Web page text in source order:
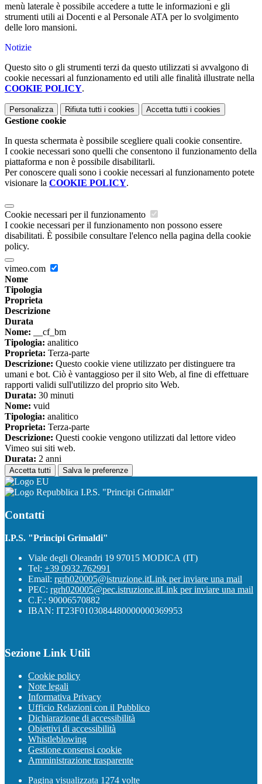
menù laterale è possibile accedere a tutte le informazioni e gli
strumenti utili ai Docenti e al Personale ATA per lo svolgimento
delle loro mansioni.
Notizie
Questo sito o gli strumenti terzi da questo utilizzati si avvalgono di
cookie necessari al funzionamento ed utili alle finalità illustrate nella
COOKIE POLICY.
Personalizza Rifiuta tutti i cookies Accetta tutti i cookies
Gestione cookie
In questa schermata è possibile scegliere quali cookie consentire.
I cookie necessari sono quelli che consentono il funzionamento della
piattaforma e non è possibile disabilitarli.
Per conoscere quali sono i cookie necessari al funzionamento potete
visionare la COOKIE POLICY.
Cookie necessari per il funzionamento
I cookie necessari per il funzionamento non possono essere
disabilitati. È possibile consultare l'elenco nella pagina della cookie
policy.
vimeo.com
Nome
Tipologia
Proprieta
Descrizione
Durata
Nome: __cf_bm
Tipologia: analitico
Proprieta: Terza-parte
Descrizione: Questo cookie viene utilizzato per distinguere tra
umani e bot. Ciò è vantaggioso per il sito Web, al fine di effettuare
rapporti validi sull'utilizzo del proprio sito Web.
Durata: 30 minuti
Nome: vuid
Tipologia: analitico
Proprieta: Terza-parte
Descrizione: Questi cookie vengono utilizzati dal lettore video
Vimeo sui siti web.
Durata: 2 anni
Accetta tutti Salva le preferenze
I.P.S. "Principi Grimaldi"
Contatti
I.P.S. "Principi Grimaldi"
Viale degli Oleandri 19 97015 MODICA (IT)
Tel: +39 0932.762991
Email: rgrh020005@istruzione.itLink per inviare una mail
PEC: rgrh020005@pec.istruzione.itLink per inviare una mail
C.F.: 90006570882
IBAN: IT23F0103084480000000369953
Sezione Link Utili
Cookie policy
Note legali
Informativa Privacy
Ufficio Relazioni con il Pubblico
Dichiarazione di accessibilità
Obiettivi di accessibilità
Whistleblowing
Gestione consensi cookie
Amministrazione trasparente
Pagina visualizzata 1274 volte